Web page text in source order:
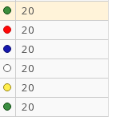
20
20
20
20
20
20